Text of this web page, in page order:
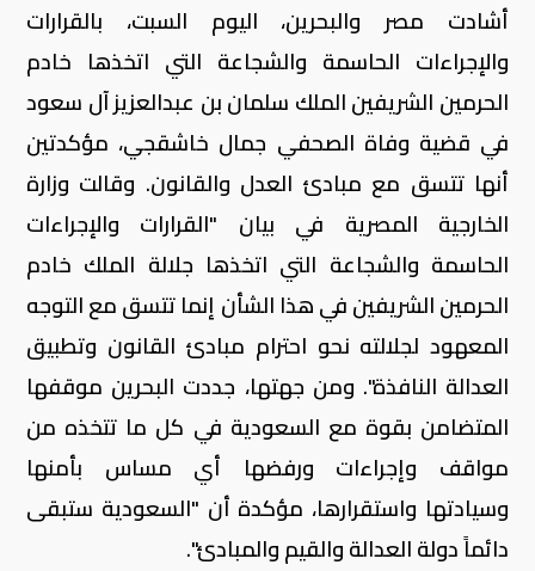
أشادت مصر والبحرين، اليوم السبت، بالقرارات
والإجراءات الحاسمة والشجاعة التي اتخذها خادم
الحرمين الشريفين الملك سلمان بن عبدالعزيز آل سعود
في قضية وفاة الصحفي جمال خاشقجي، مؤكدتين
أنها تتسق مع مبادئ العدل والقانون. وقالت وزارة
الخارجية المصرية في بيان "القرارات والإجراءات
الحاسمة والشجاعة التي اتخذها جلالة الملك خادم
الحرمين الشريفين في هذا الشأن إنما تتسق مع التوجه
المعهود لجلالته نحو احترام مبادئ القانون وتطبيق
العدالة النافذة". ومن جهتها، جددت البحرين موقفها
المتضامن بقوة مع السعودية في كل ما تتخذه من
مواقف وإجراءات ورفضها أي مساس بأمنها
وسيادتها واستقرارها، مؤكدة أن "السعودية ستبقى
دائماً دولة العدالة والقيم والمبادئ".